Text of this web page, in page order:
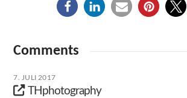
Comments
7. JULI 2017
THphotography